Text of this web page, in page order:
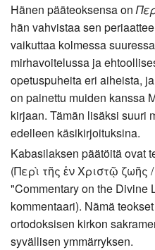
Hänen pääteoksensa on
hän vahvistaa sen
vaikuttaa kolmessa
mirhavoitelussa ja
opetuspuheita eri aiheista,
on painettu muiden kanssa
kirjaan. Tämän lisäksi suuri
edelleen käsikirjoituksina.
Kabasilaksen päätöitä ovat
(Περὶ τῆς ἐν Χριστῷ ζωῆς
"Commentary on the Divine
kommentaari). Nämä
ortodoksisen kirkon
syvällisen ymmärryksen.